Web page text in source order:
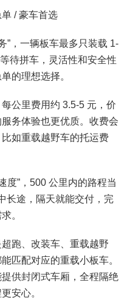
/ 豪车首选
”，一辆板车最多只装载 1-
待拼车，灵活性和安全性
的理想选择。
公里费用约 3.5-5 元，价
务体验也更优质。收费会
如重载越野车的托运费
度”，500 公里内的路程当
长途，隔天就能交付，完
。
跑、改装车、重载越野
匹配对应的重载小板车。
供封闭式车厢，全程隔绝
安心。